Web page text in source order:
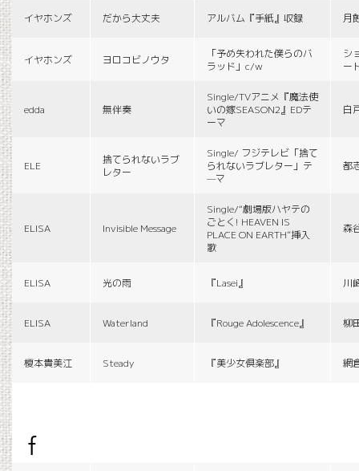
イヤホンズ だから大丈夫 アルバム『手紙』収録 月
イヤホンズ ヨロコビノウタ
「予め失われた僕らのバ
ラッド」c/w
シ
ー
edda 無伴奏
Single/TVアニメ『魔法使
いの嫁SEASON2』EDテ
ーマ
白
ELE
捨てられないラブ
レター
Single/ フジテレビ「捨て
られないラブレター」テ
—マ
都
ELISA Invisible Message
Single/“劇場版ハヤテの
ごとく! HEAVEN IS
PLACE ON EARTH”挿入
歌
森
ELISA 光の雨 『Lasei』 川
ELISA Waterland 『Rouge Adolescence』 柳
榎本貴美江 Steady 『美少女倶楽部』 網
f